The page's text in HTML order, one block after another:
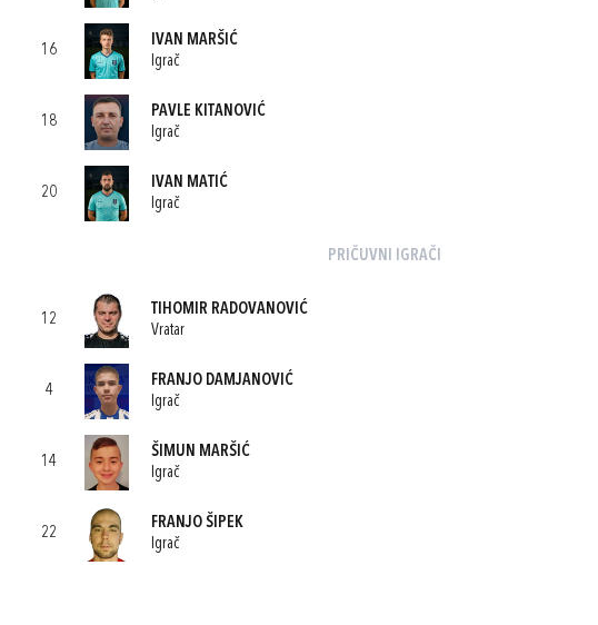
16
IVAN MARŠIĆ
Igrač
18
PAVLE KITANOVIĆ
Igrač
20
IVAN MATIĆ
Igrač
PRIČUVNI IGRAČI
12
TIHOMIR RADOVANOVIĆ
Vratar
4
FRANJO DAMJANOVIĆ
Igrač
14
ŠIMUN MARŠIĆ
Igrač
22
FRANJO ŠIPEK
Igrač